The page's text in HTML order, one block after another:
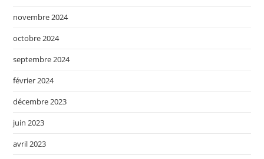
novembre 2024
octobre 2024
septembre 2024
février 2024
décembre 2023
juin 2023
avril 2023